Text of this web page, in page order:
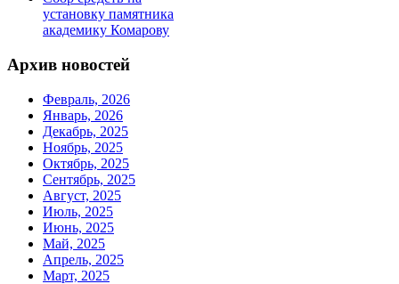
установку памятника
академику Комарову
Архив новостей
Февраль, 2026
Январь, 2026
Декабрь, 2025
Ноябрь, 2025
Октябрь, 2025
Сентябрь, 2025
Август, 2025
Июль, 2025
Июнь, 2025
Май, 2025
Апрель, 2025
Март, 2025